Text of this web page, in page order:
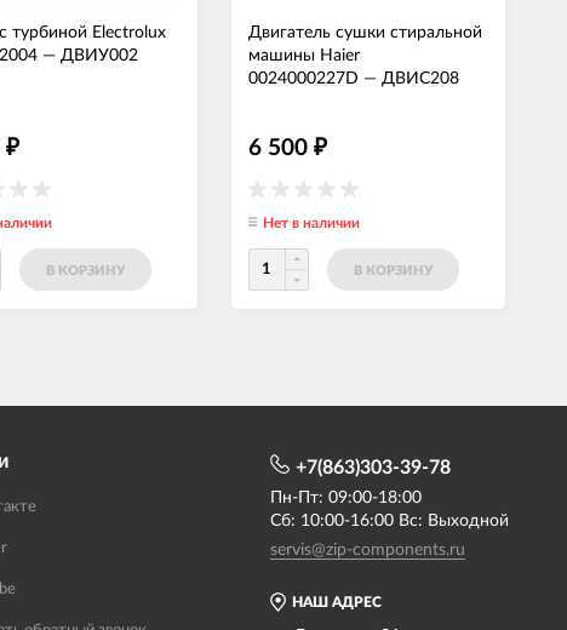
турбиной Electrolux
— ДВИУ002
₽
В КОРЗИНУ
Двигатель сушки стиральной
машины Haier
0024000227D — ДВИС208
6 500 ₽
Нет в наличии
В КОРЗИНУ
НАШ АДРЕС
+7(863)303-39-78
Пн-Пт: 09:00-18:00
Сб: 10:00-16:00 Вс: Выходной
servis@zip-components.ru